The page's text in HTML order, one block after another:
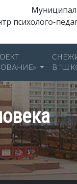
психолого-
В